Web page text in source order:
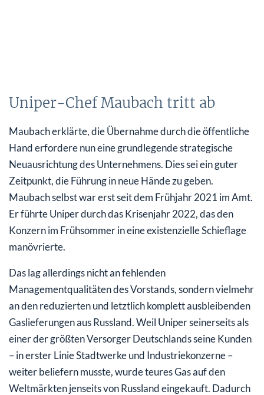
Uniper-Chef Maubach tritt ab
Maubach erklärte, die Übernahme durch die öffentliche
Hand erfordere nun eine grundlegende strategische
Neuausrichtung des Unternehmens. Dies sei ein guter
Zeitpunkt, die Führung in neue Hände zu geben.
Maubach selbst war erst seit dem Frühjahr 2021 im Amt.
Er führte Uniper durch das Krisenjahr 2022, das den
Konzern im Frühsommer in eine existenzielle Schieflage
manövrierte.
Das lag allerdings nicht an fehlenden
Managementqualitäten des Vorstands, sondern vielmehr
an den reduzierten und letztlich komplett ausbleibenden
Gaslieferungen aus Russland. Weil Uniper seinerseits als
einer der größten Versorger Deutschlands seine Kunden
– in erster Linie Stadtwerke und Industriekonzerne –
weiter beliefern musste, wurde teures Gas auf den
Weltmärkten jenseits von Russland eingekauft. Dadurch